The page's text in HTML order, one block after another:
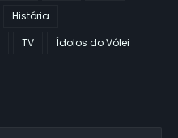
História
TV Ídolos do Vôlei